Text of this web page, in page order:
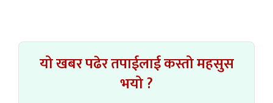
यो खबर पढेर तपाईलाई कस्तो महसुस
भयो ?